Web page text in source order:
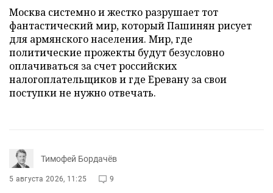
Москва системно и жестко разрушает тот
фантастический мир, который Пашинян рисует
для армянского населения. Мир, где
политические прожекты будут безусловно
оплачиваться за счет российских
налогоплательщиков и где Еревану за свои
поступки не нужно отвечать.
Тимофей Бордачёв
5 августа 2026, 11:25 9